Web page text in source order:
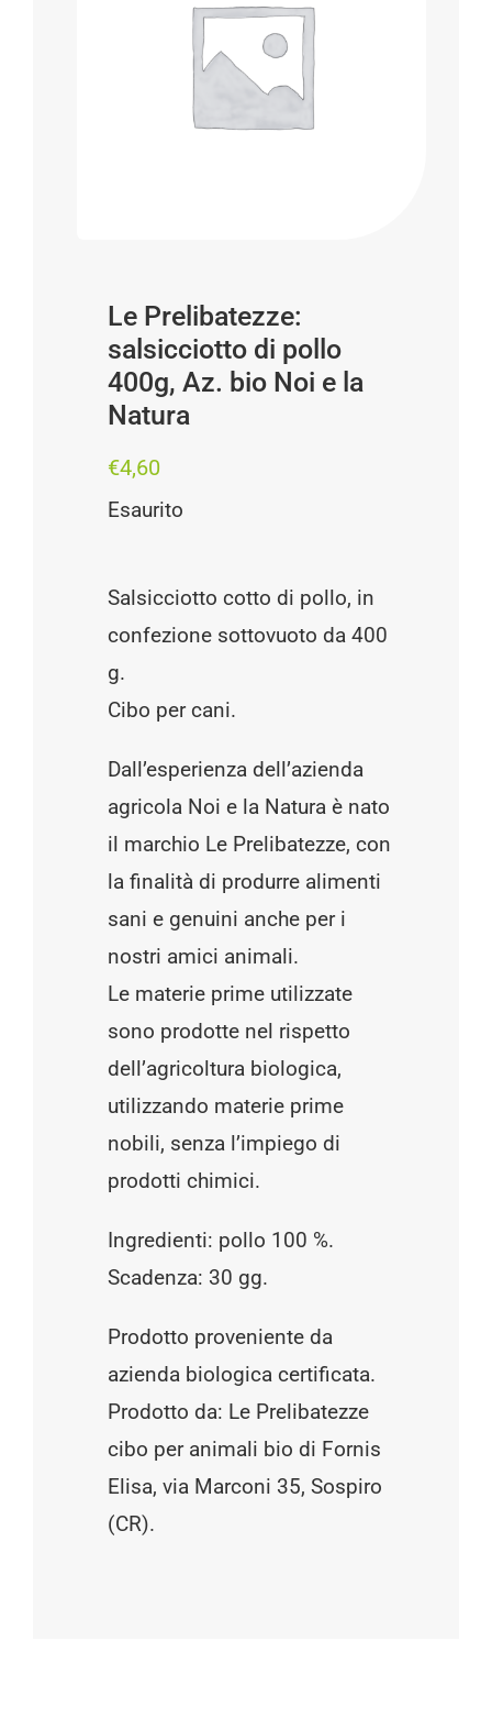
Le Prelibatezze:
salsicciotto di pollo
400g, Az. bio Noi e la
Natura
€4,60
Esaurito
Salsicciotto cotto di pollo, in
confezione sottovuoto da 400
g.
Cibo per cani.
Dall’esperienza dell’azienda
agricola Noi e la Natura è nato
il marchio Le Prelibatezze, con
la finalità di produrre alimenti
sani e genuini anche per i
nostri amici animali.
Le materie prime utilizzate
sono prodotte nel rispetto
dell’agricoltura biologica,
utilizzando materie prime
nobili, senza l’impiego di
prodotti chimici.
Ingredienti: pollo 100 %.
Scadenza: 30 gg.
Prodotto proveniente da
azienda biologica certificata.
Prodotto da: Le Prelibatezze
cibo per animali bio di Fornis
Elisa, via Marconi 35, Sospiro
(CR).